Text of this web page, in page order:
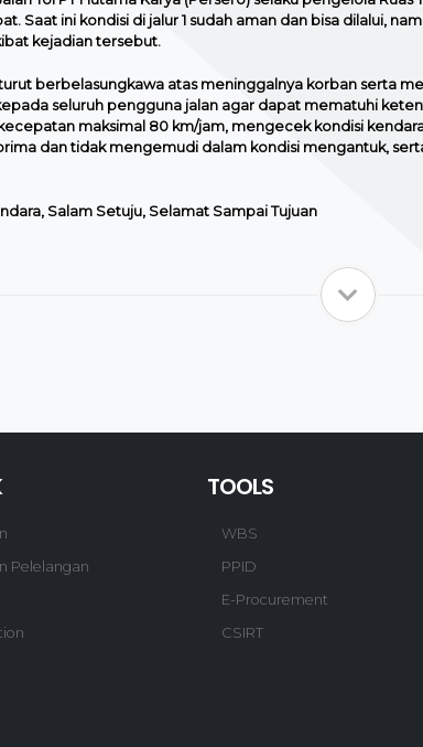
Saat ini kondisi di jalur 1 sudah aman dan bisa dilalui,
kejadian tersebut.
berbelasungkawa atas meninggalnya korban serta
seluruh pengguna jalan agar dapat mematuhi
maksimal 80 km/jam, mengecek kondisi
dan tidak mengemudi dalam kondisi mengantuk,
Salam Setuju, Selamat Sampai Tujuan
Pelelangan
TOOLS
WBS
PPID
E-Procurement
CSIRT